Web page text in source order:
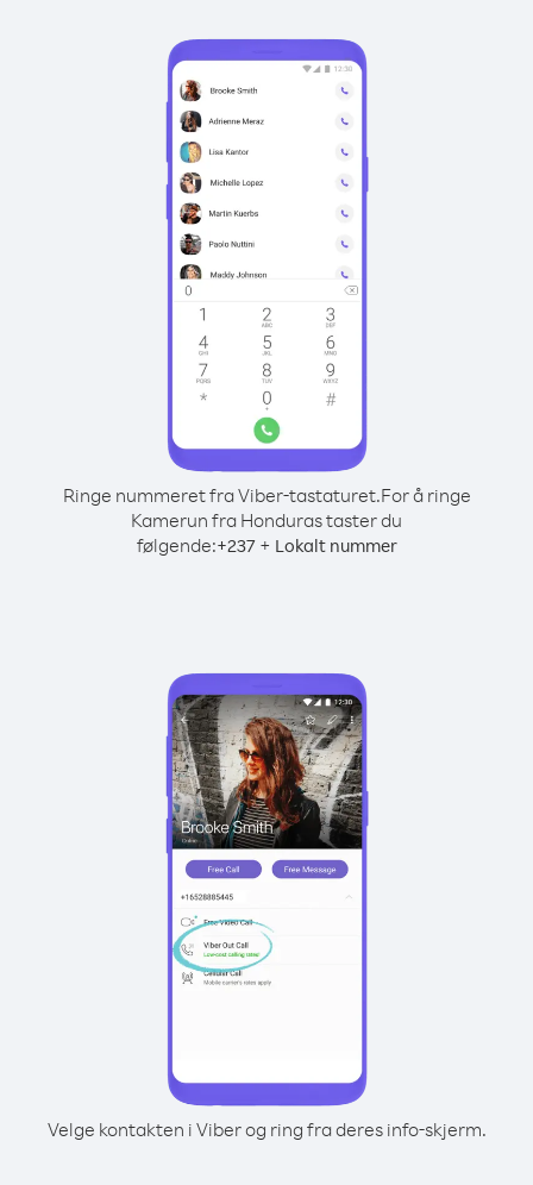
Ringe nummeret fra Viber-tastaturet.For å ringe
Kamerun fra Honduras taster du
følgende:+237+ Lokalt nummer
Velge kontakten i Viber og ring fra deres info-skjerm.